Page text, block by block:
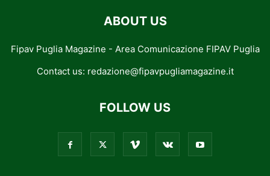
ABOUT US
Fipav Puglia Magazine - Area Comunicazione FIPAV Puglia
Contact us: redazione@fipavpugliamagazine.it
FOLLOW US